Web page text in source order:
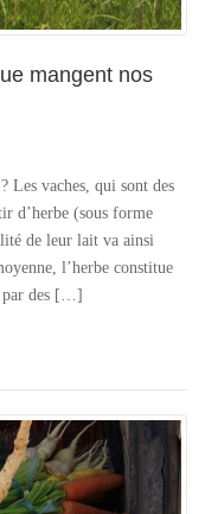
mangent nos
Les vaches, qui sont des
d’herbe (sous forme
de leur lait va ainsi
l’herbe constitue
par des […]